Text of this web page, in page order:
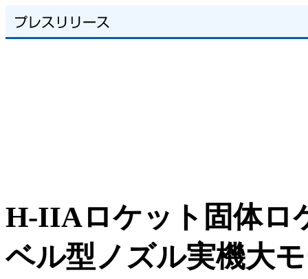
H-IIAロケット固体ロ
ベル型ノズル実機大